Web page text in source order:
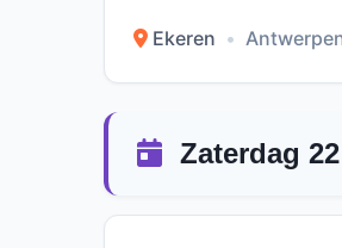
Ekeren •
Zaterdag